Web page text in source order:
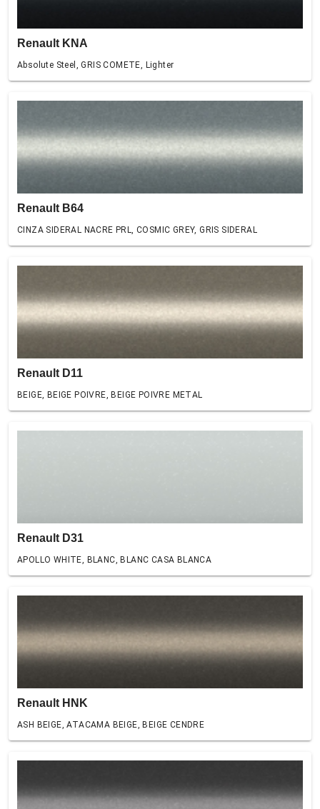
Renault KNA
Absolute Steel, GRIS COMETE, Lighter
Renault B64
CINZA SIDERAL NACRE PRL, COSMIC GREY, GRIS SIDERAL
Renault D11
BEIGE, BEIGE POIVRE, BEIGE POIVRE METAL
Renault D31
APOLLO WHITE, BLANC, BLANC CASA BLANCA
Renault HNK
ASH BEIGE, ATACAMA BEIGE, BEIGE CENDRE